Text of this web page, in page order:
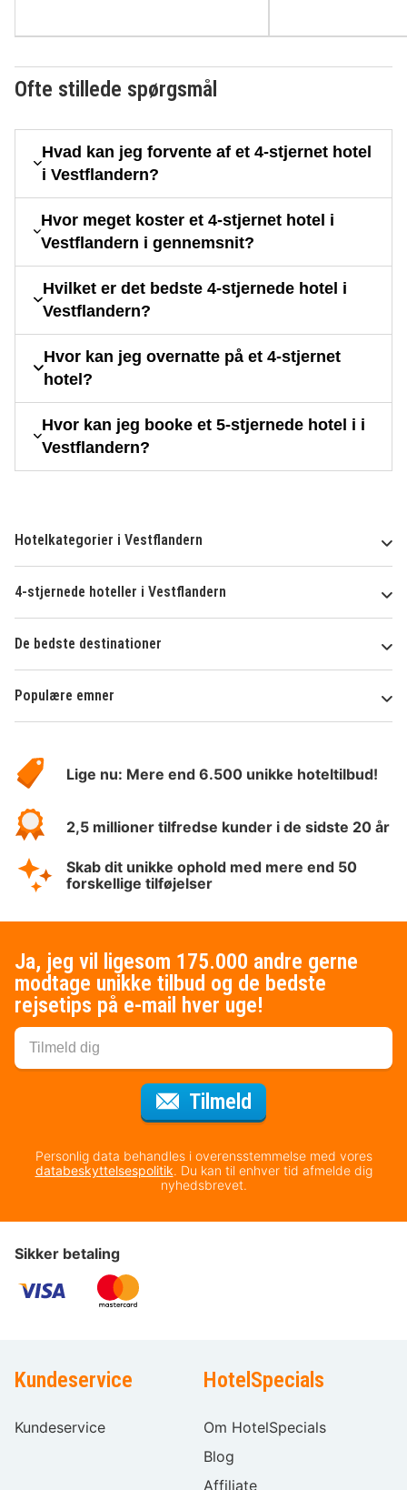
Ofte stillede spørgsmål
Hvad kan jeg forvente af et 4-stjernet hotel
i Vestflandern?
Hvor meget koster et 4-stjernet hotel i
Vestflandern i gennemsnit?
Hvilket er det bedste 4-stjernede hotel i
Vestflandern?
Hvor kan jeg overnatte på et 4-stjernet
hotel?
Hvor kan jeg booke et 5-stjernede hotel i i
Vestflandern?
Hotelkategorier i Vestflandern
4-stjernede hoteller i Vestflandern
De bedste destinationer
Populære emner
HotelSpecials
Lige nu: Mere end 6.500 unikke hoteltilbud!
2,5 millioner tilfredse kunder i de sidste 20 år
Skab dit unikke ophold med mere end 50
forskellige tilføjelser
Ja, jeg vil ligesom 175.000 andre gerne
modtage unikke tilbud og de bedste
rejsetips på e-mail hver uge!
Tilmeld
Personlig data behandles i overensstemmelse med vores
databeskyttelsespolitik. Du kan til enhver tid afmelde dig
nyhedsbrevet.
Sikker betaling
Kundeservice
Kundeservice
HotelSpecials
Om HotelSpecials
Blog
Affiliate